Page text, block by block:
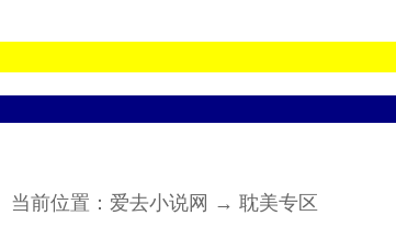
当前位置： 爱去小说网 → 耽美专区